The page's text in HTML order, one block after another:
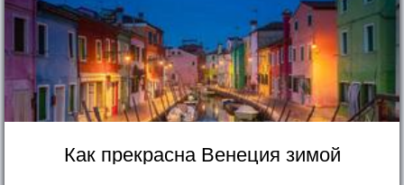
Как прекрасна Венеция зимой